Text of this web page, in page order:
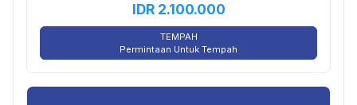
IDR 2.100.000
TEMPAH
Permintaan Untuk Tempah